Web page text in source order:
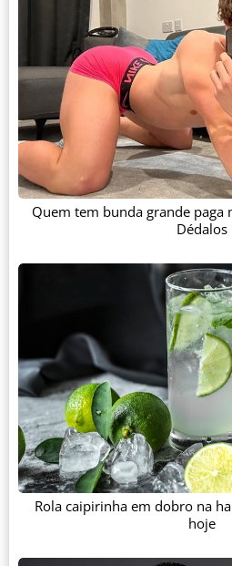
Quem tem bunda grande paga
Dédalos
Rola caipirinha em dobro na
hoje